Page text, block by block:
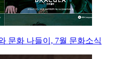
문화 나들이, 7월 문화소식